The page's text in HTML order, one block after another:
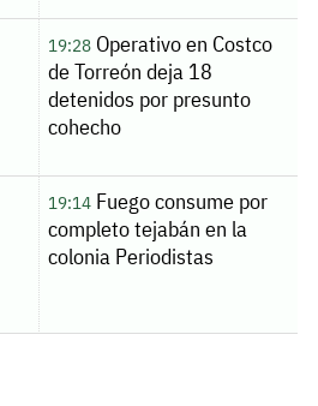
19:28Operativo en Costco
de Torreón deja 18
detenidos por presunto
cohecho
19:14Fuego consume por
completo tejabán en la
colonia Periodistas